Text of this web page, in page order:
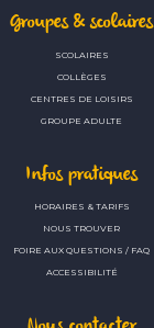
Groupes & scolaires
SCOLAIRES
COLLÈGES
CENTRES DE LOISIRS
GROUPE ADULTE
Infos pratiques
HORAIRES & TARIFS
NOUS TROUVER
FOIRE AUX QUESTIONS / FAQ
ACCESSIBILITÉ